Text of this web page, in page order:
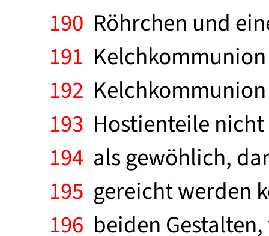
190 Röhrchen und
191
192
193 Hostienteile
194 als gewöhlich,
195 gereicht werden
196 beiden